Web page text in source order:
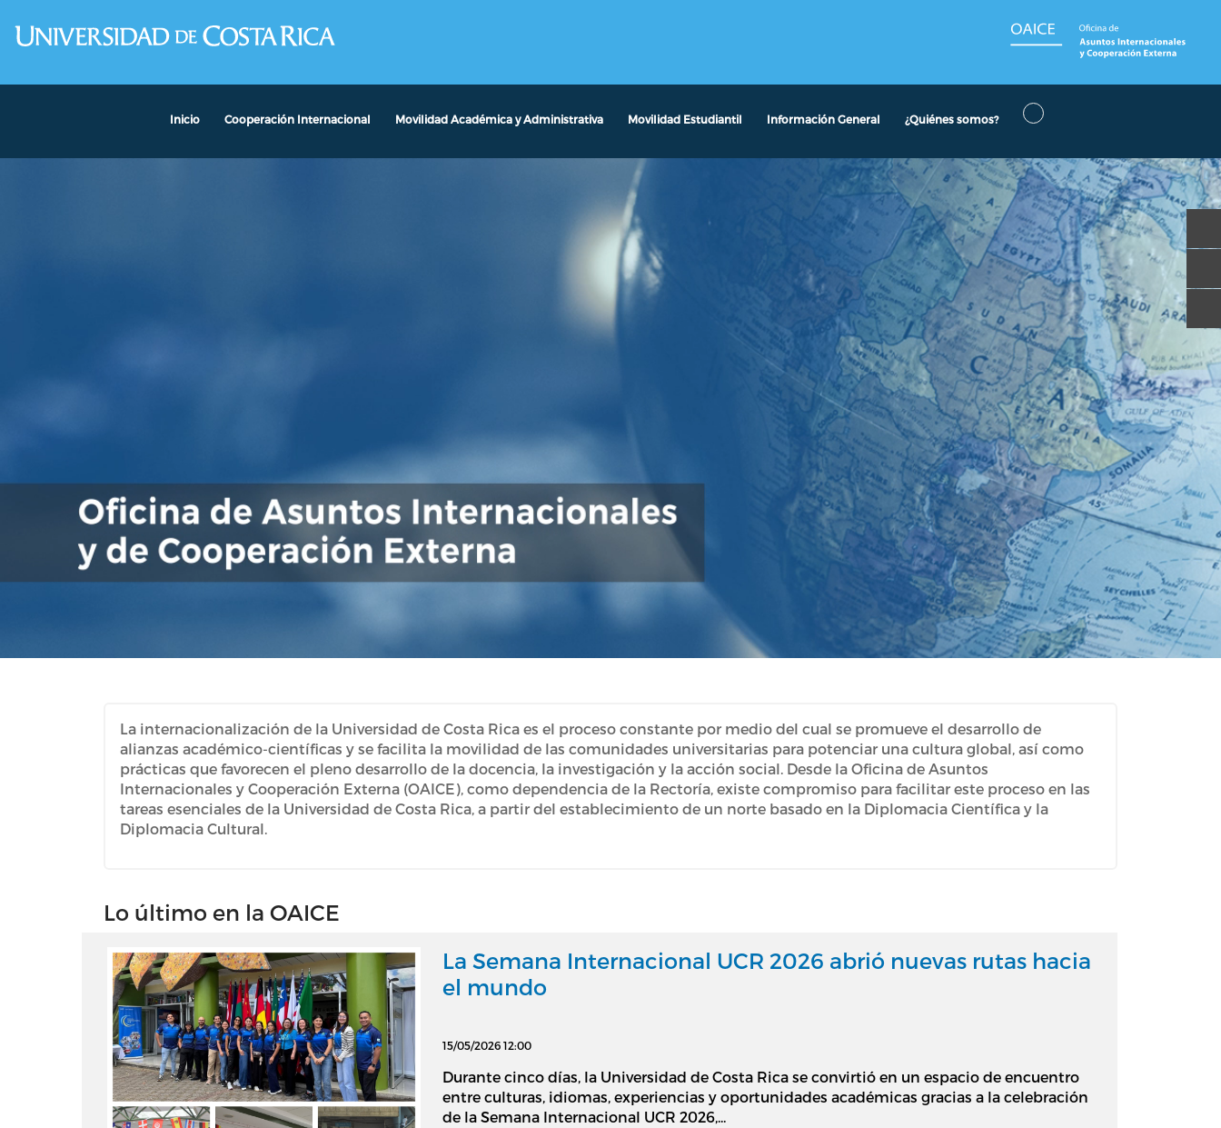
Inicio Cooperación Internacional Movilidad Académica y Administrativa Movilidad Estudiantil Información General ¿Quiénes somos?
La internacionalización de la Universidad de Costa Rica es el proceso constante por medio del cual se promueve el desarrollo de
alianzas académico-científicas y se facilita la movilidad de las comunidades universitarias para potenciar una cultura global, así como
prácticas que favorecen el pleno desarrollo de la docencia, la investigación y la acción social. Desde la Oficina de Asuntos
Internacionales y Cooperación Externa (OAICE), como dependencia de la Rectoría, existe compromiso para facilitar este proceso en las
tareas esenciales de la Universidad de Costa Rica, a partir del establecimiento de un norte basado en la Diplomacia Científica y la
Diplomacia Cultural.
Lo último en la OAICE
La Semana Internacional UCR 2026 abrió nuevas rutas hacia
el mundo
15/05/2026 12:00
Durante cinco días, la Universidad de Costa Rica se convirtió en un espacio de encuentro
entre culturas, idiomas, experiencias y oportunidades académicas gracias a la celebración
de la Semana Internacional UCR 2026,...